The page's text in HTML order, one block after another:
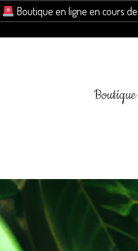
Boutique en ligne en cours
Boutique